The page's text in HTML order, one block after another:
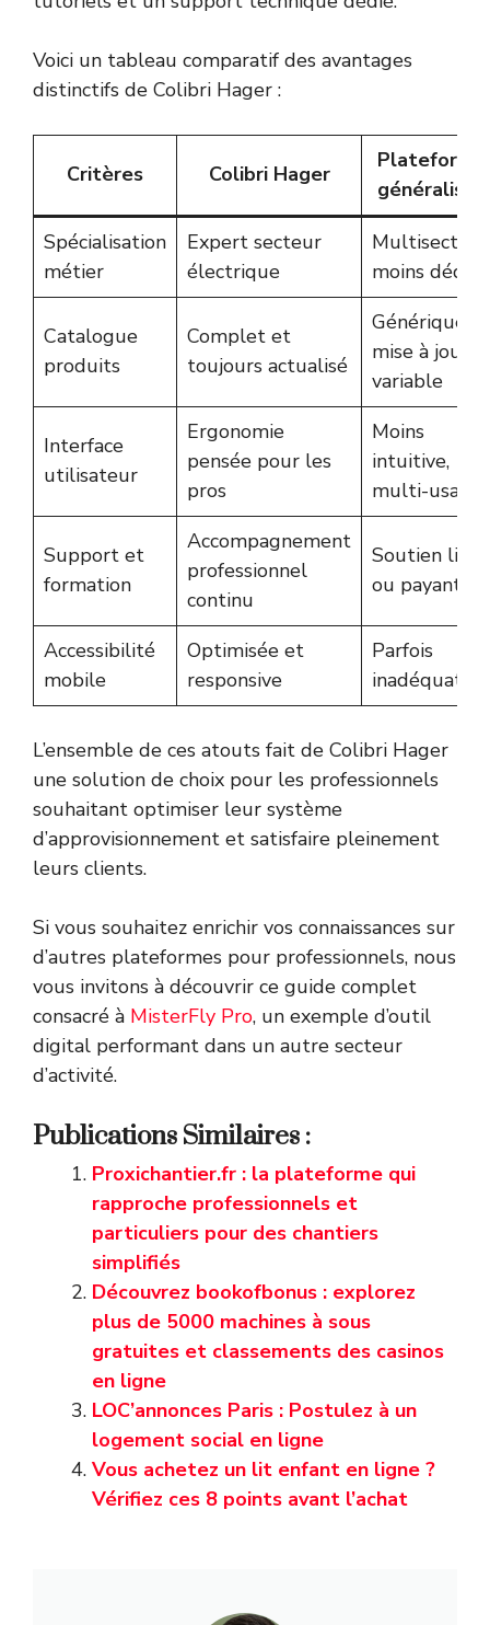
Voici un tableau comparatif des avantages
distinctifs de Colibri Hager :
Critères Colibri Hager
Spécialisation
métier
Expert secteur
électrique
moins dédié
Catalogue
produits
Complet et
toujours actualisé
Générique,
mise à jour
variable
Interface
utilisateur
Ergonomie
pensée pour les
pros
Moins
intuitive,
multi-usages
Support et
formation
Accompagnement
professionnel
continu
Soutien
ou payant
Accessibilité
mobile
Optimisée et
responsive
Parfois
inadéquate
L’ensemble de ces atouts fait de Colibri Hager
une solution de choix pour les professionnels
souhaitant optimiser leur système
d’approvisionnement et satisfaire pleinement
leurs clients.
Si vous souhaitez enrichir vos connaissances sur
d’autres plateformes pour professionnels, nous
vous invitons à découvrir ce guide complet
consacré à MisterFly Pro, un exemple d’outil
digital performant dans un autre secteur
d’activité.
Publications Similaires :
Proxichantier.fr : la plateforme qui
rapproche professionnels et
particuliers pour des chantiers
simplifiés
Découvrez bookofbonus : explorez
plus de 5000 machines à sous
gratuites et classements des casinos
en ligne
LOC’annonces Paris : Postulez à un
logement social en ligne
Vous achetez un lit enfant en ligne ?
Vérifiez ces 8 points avant l’achat